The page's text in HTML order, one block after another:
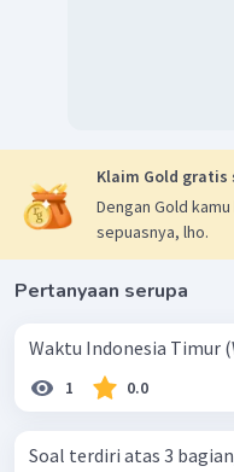
Klaim Gold gratis
Dengan Gold
sepuasnya, lho.
Pertanyaan serupa
Waktu Indonesia Timur
1 0.0
Soal terdiri atas 3